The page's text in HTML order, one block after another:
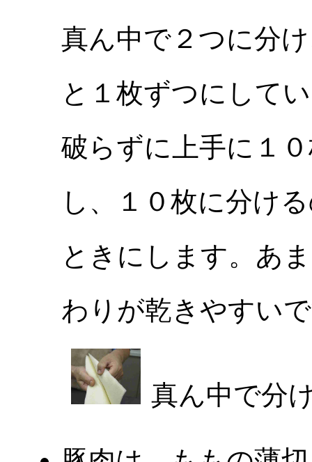
真ん中で２つに分
と１枚ずつにして
破らずに上手に１
し、１０枚に分け
ときにします。あ
わりが乾きやすい
真ん中で分